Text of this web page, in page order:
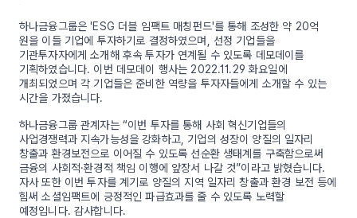
하나금융그룹은 'ESG 더블 임팩트 매칭펀드'를 통해 조성한 약 20억
원을 이들 기업에 투자하기로 결정하였으며, 선정 기업들을
기관투자자에게 소개해 후속 투자가 연계될 수 있도록 데모데이를
기획하였습니다. 이번 데모데이 행사는 2022.11.29 화요일에
개최되었으며 각 기업들은 준비한 역량을 투자자들에게 소개할 수 있는
시간을 가졌습니다.
하나금융그룹 관계자는 “이번 투자를 통해 사회 혁신기업들의
사업경쟁력과 지속가능성을 강화하고, 기업의 성장이 양질의 일자리
창출과 환경보전으로 이어질 수 있도록 선순환 생태계를 구축함으로써
금융의 사회적·환경적 책임 이행에 앞장서 나갈 것”이라고 밝혔습니다.
자사 또한 이번 투자를 계기로 양질의 지역 일자리 창출과 환경 보전 등에
힘써 소셜임팩트에 긍정적인 파급효과를 줄 수 있도록 노력할
예정입니다. 감사합니다.